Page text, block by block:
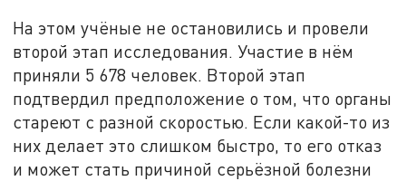
На этом учёные не остановились и провели
второй этап исследования. Участие в нём
приняли 5 678 человек. Второй этап
подтвердил предположение о том, что органы
стареют с разной скоростью. Если какой-то из
них делает это слишком быстро, то его отказ
и может стать причиной серьёзной болезни